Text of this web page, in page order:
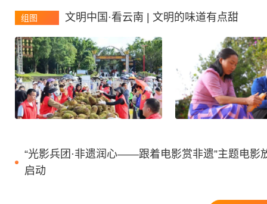
组图 文明中国·看云南 | 文明的味道有点甜
“光影兵团·非遗润心——跟着电影赏非遗”主题电影
启动